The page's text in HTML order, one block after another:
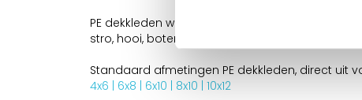
PE dekkleden worden vaak gebruikt voor het
stro, hooi, boten enz.
Standaard afmetingen PE dekkleden, direct uit
4x6 | 6x8 | 6x10 | 8x10 | 10x12